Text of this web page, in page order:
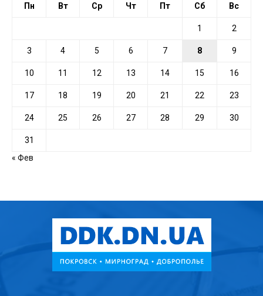
Пн Вт Ср Чт Пт Сб Вс
1 2
3 4 5 6 7 8 9
10 11 12 13 14 15 16
17 18 19 20 21 22 23
24 25 26 27 28 29 30
31
« Фев